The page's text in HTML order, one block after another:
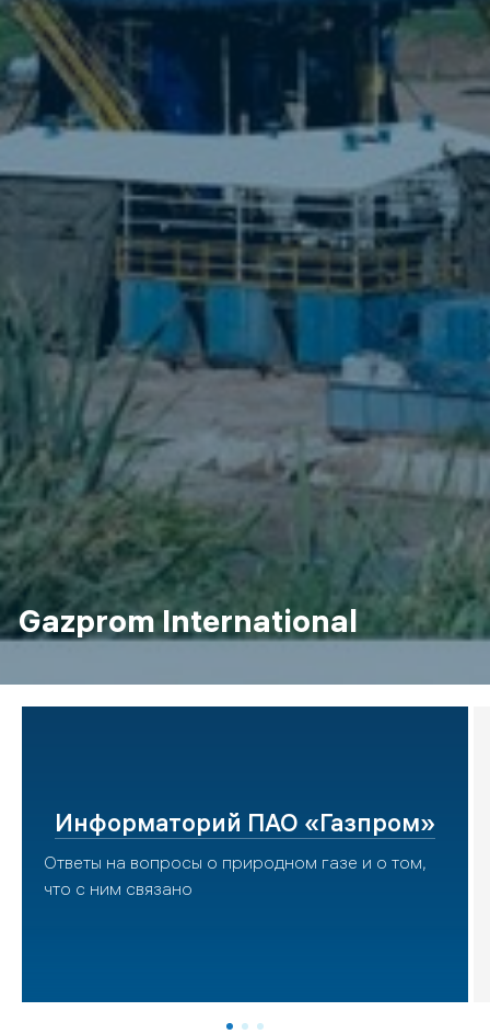
Gazprom International
Информаторий ПАО «Газпром»
Ответы на вопросы о природном газе и о том,
что с ним связано